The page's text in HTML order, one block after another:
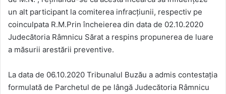
un alt participant la comiterea infracțiunii, respectiv pe
coinculpata R.M.Prin încheierea din data de 02.10.2020
Judecătoria Râmnicu Sărat a respins propunerea de luare
a măsurii arestării preventive.
La data de 06.10.2020 Tribunalul Buzău a admis contestația
formulată de Parchetul de pe lângă Judecătoria Râmnicu